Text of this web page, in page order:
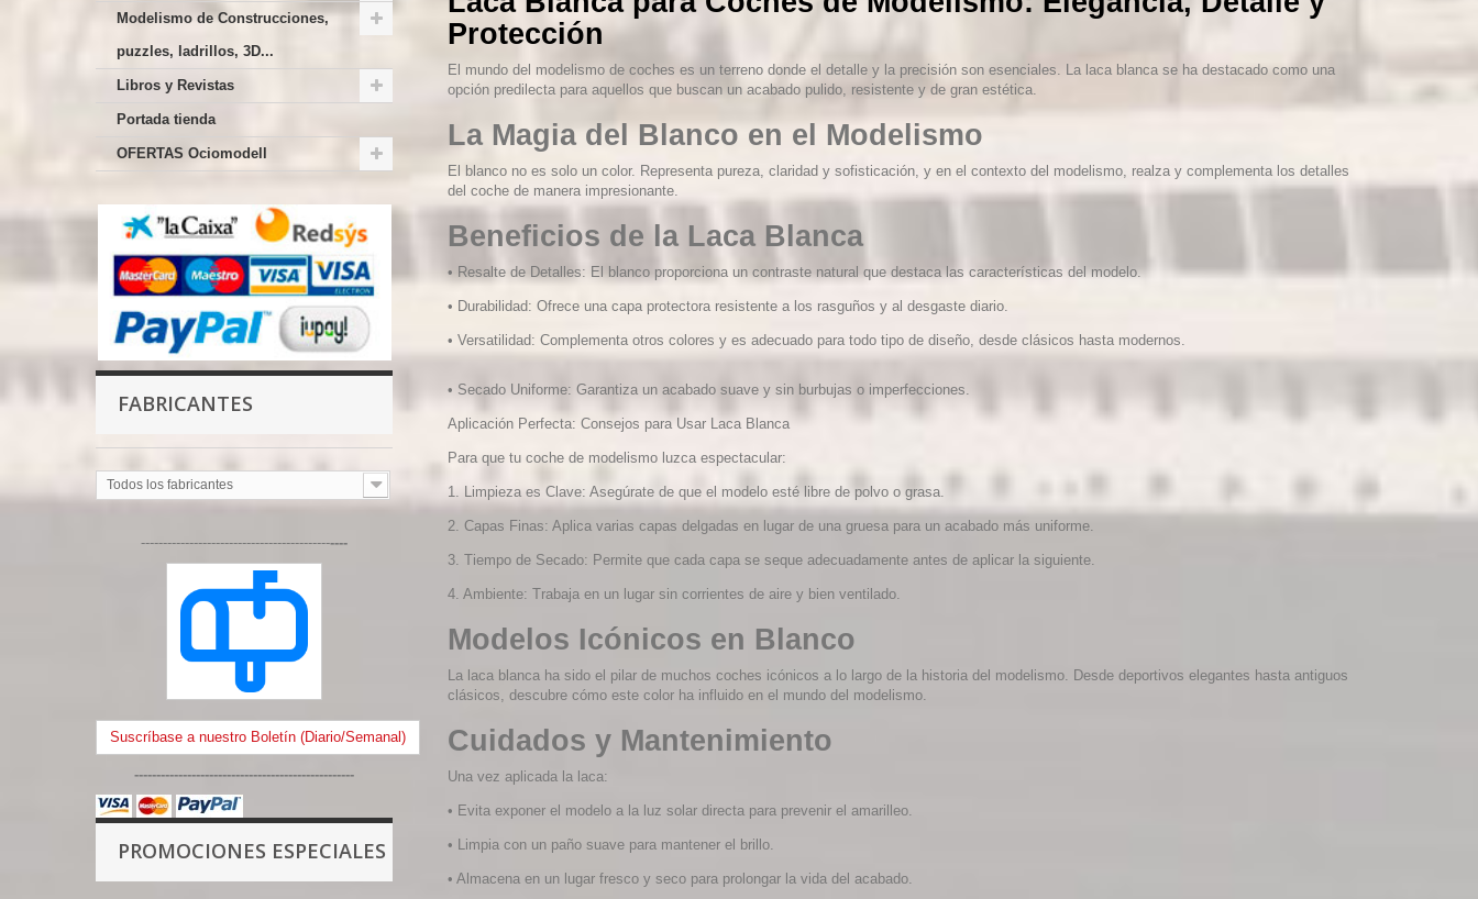
Modelismo de Construcciones,
puzzles, ladrillos, 3D...
Libros y Revistas
Portada tienda
OFERTAS Ociomodell
FABRICANTES
Todos los fabricantes
-----------------------------------------------
Suscríbase a nuestro Boletín (Diario/Semanal)
--------------------------------------------------
PROMOCIONES ESPECIALES
Protección
El mundo del modelismo de coches es un terreno donde el detalle y la precisión son esenciales. La laca blanca se ha destacado como una
opción predilecta para aquellos que buscan un acabado pulido, resistente y de gran estética.
La Magia del Blanco en el Modelismo
El blanco no es solo un color. Representa pureza, claridad y sofisticación, y en el contexto del modelismo, realza y complementa los detalles
del coche de manera impresionante.
Beneficios de la Laca Blanca
• Resalte de Detalles: El blanco proporciona un contraste natural que destaca las características del modelo.
• Durabilidad: Ofrece una capa protectora resistente a los rasguños y al desgaste diario.
• Versatilidad: Complementa otros colores y es adecuado para todo tipo de diseño, desde clásicos hasta modernos.
• Secado Uniforme: Garantiza un acabado suave y sin burbujas o imperfecciones.
Aplicación Perfecta: Consejos para Usar Laca Blanca
Para que tu coche de modelismo luzca espectacular:
1. Limpieza es Clave: Asegúrate de que el modelo esté libre de polvo o grasa.
2. Capas Finas: Aplica varias capas delgadas en lugar de una gruesa para un acabado más uniforme.
3. Tiempo de Secado: Permite que cada capa se seque adecuadamente antes de aplicar la siguiente.
4. Ambiente: Trabaja en un lugar sin corrientes de aire y bien ventilado.
Modelos Icónicos en Blanco
La laca blanca ha sido el pilar de muchos coches icónicos a lo largo de la historia del modelismo. Desde deportivos elegantes hasta antiguos
clásicos, descubre cómo este color ha influido en el mundo del modelismo.
Cuidados y Mantenimiento
Una vez aplicada la laca:
• Evita exponer el modelo a la luz solar directa para prevenir el amarilleo.
• Limpia con un paño suave para mantener el brillo.
• Almacena en un lugar fresco y seco para prolongar la vida del acabado.